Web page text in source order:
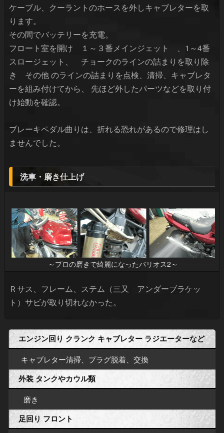
ケーブル、クーラントのホースを外しキャブレターを取
ります。
その間でバッテリーを充電。
フロート室を開け １～３番メインジェット 、1～4番
スロージェット、 チョークのラインの詰まりを取り除
き その他 のラインの詰まりを点検、清掃、キャブレタ
ーを組み付けてから、 先ほど外したパーツなどを取り付
け始動を確認。
ブレーキペダル曲りは、折れる恐れがあるので修理はし
ませんでした。
洗車・磨き仕上げ
～プロの磨きで綺麗になったバリオス2～
Ｒサス、フレーム、ステム（三又 アンダーブラケッ
ト）サビが取り切れなかった。
エンジン回り クランク キャブレター ラジエーターなど
キャブレター清掃、プラグ脱着、交換
外装 タンクやカウル類
磨き
足回り フロント